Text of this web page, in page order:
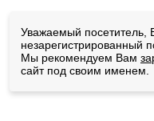
Уважаемый посетитель,
незарегистрированный
Мы рекомендуем Вам
сайт под своим именем.